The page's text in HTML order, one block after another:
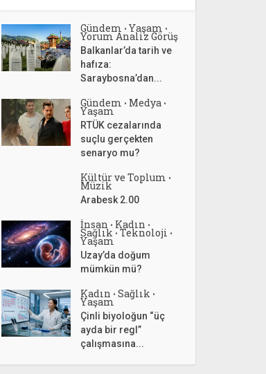
Gündem • Yaşam •
Yorum Analiz Görüş
Balkanlar’da tarih ve
hafıza:
Saraybosna’dan...
Gündem • Medya •
Yaşam
RTÜK cezalarında
suçlu gerçekten
senaryo mu?
Kültür ve Toplum •
Müzik
Arabesk 2.00
İnsan • Kadın •
Sağlık • Teknoloji •
Yaşam
Uzay’da doğum
mümkün mü?
Kadın • Sağlık •
Yaşam
Çinli biyoloğun “üç
ayda bir regl”
çalışmasına...